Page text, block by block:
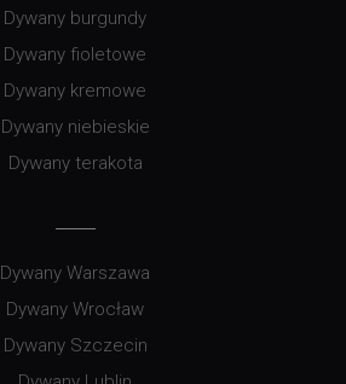
Dywany burgundy
Dywany fioletowe
Dywany kremowe
Dywany niebieskie
Dywany terakota
Dywany Warszawa
Dywany Wrocław
Dywany Szczecin